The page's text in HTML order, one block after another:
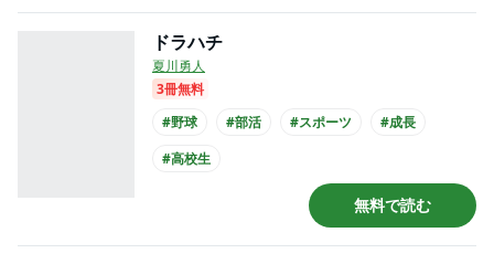
ドラハチ
夏川勇人
3冊無料
#野球
#部活 #スポーツ
#成長
#高校生
無料で読む